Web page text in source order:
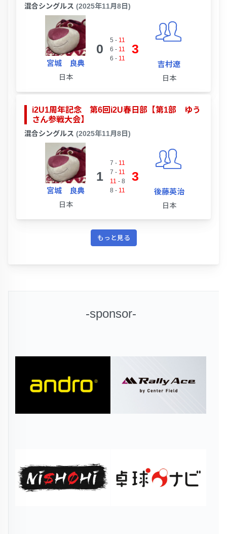
混合シングルス (2025年11月8日)
宮城 良典
日本
0
5 - 11
6 - 11
6 - 11
3
吉村遼
日本
i2U1周年記念 第6回i2U春日部【第1部 ゆう
さん参戦大会】
混合シングルス (2025年11月8日)
宮城 良典
日本
1
7 - 11
7 - 11
11 - 8
8 - 11
3
後藤英治
日本
もっと見る
-sponsor-